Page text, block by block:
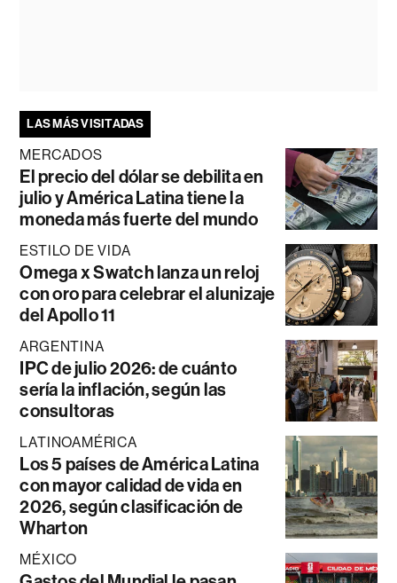
LAS MÁS VISITADAS
MERCADOS
El precio del dólar se debilita en
julio y América Latina tiene la
moneda más fuerte del mundo
ESTILO DE VIDA
Omega x Swatch lanza un reloj
con oro para celebrar el alunizaje
del Apollo 11
ARGENTINA
IPC de julio 2026: de cuánto
sería la inflación, según las
consultoras
LATINOAMÉRICA
Los 5 países de América Latina
con mayor calidad de vida en
2026, según clasificación de
Wharton
MÉXICO